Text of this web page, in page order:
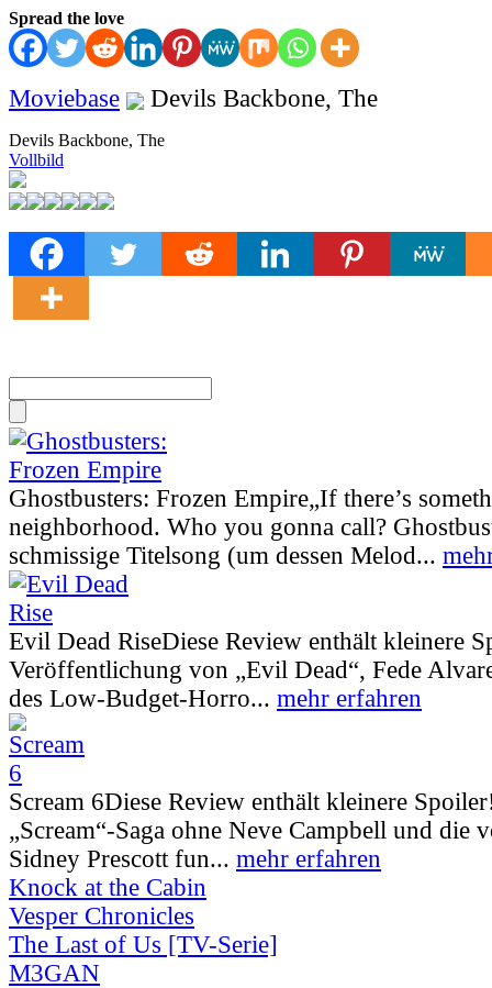
Spread the love
Moviebase Devils Backbone, The
Devils Backbone, The
Vollbild
Ghostbusters: Frozen Empire„If there’s
neighborhood. Who you gonna call?
schmissige Titelsong (um dessen Melod...
Evil Dead RiseDiese Review enthält kleinere
Veröffentlichung von „Evil Dead“, Fede
des Low-Budget-Horro... mehr erfahren
Scream 6Diese Review enthält kleinere
„Scream“-Saga ohne Neve Campbell und die
Sidney Prescott fun... mehr erfahren
Knock at the Cabin
Vesper Chronicles
The Last of Us [TV-Serie]
M3GAN